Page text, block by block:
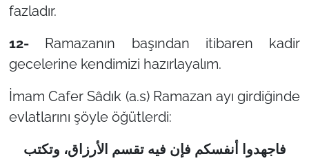
fazladır.
12- Ramazanın başından itibaren kadir
gecelerine kendimizi hazırlayalım.
İmam Cafer Sâdık (a.s) Ramazan ayı girdiğinde
evlatlarını şöyle öğütlerdi:
فاجهدوا أنفسكم فإن فيه تقسم الأرزاق، وتكتب